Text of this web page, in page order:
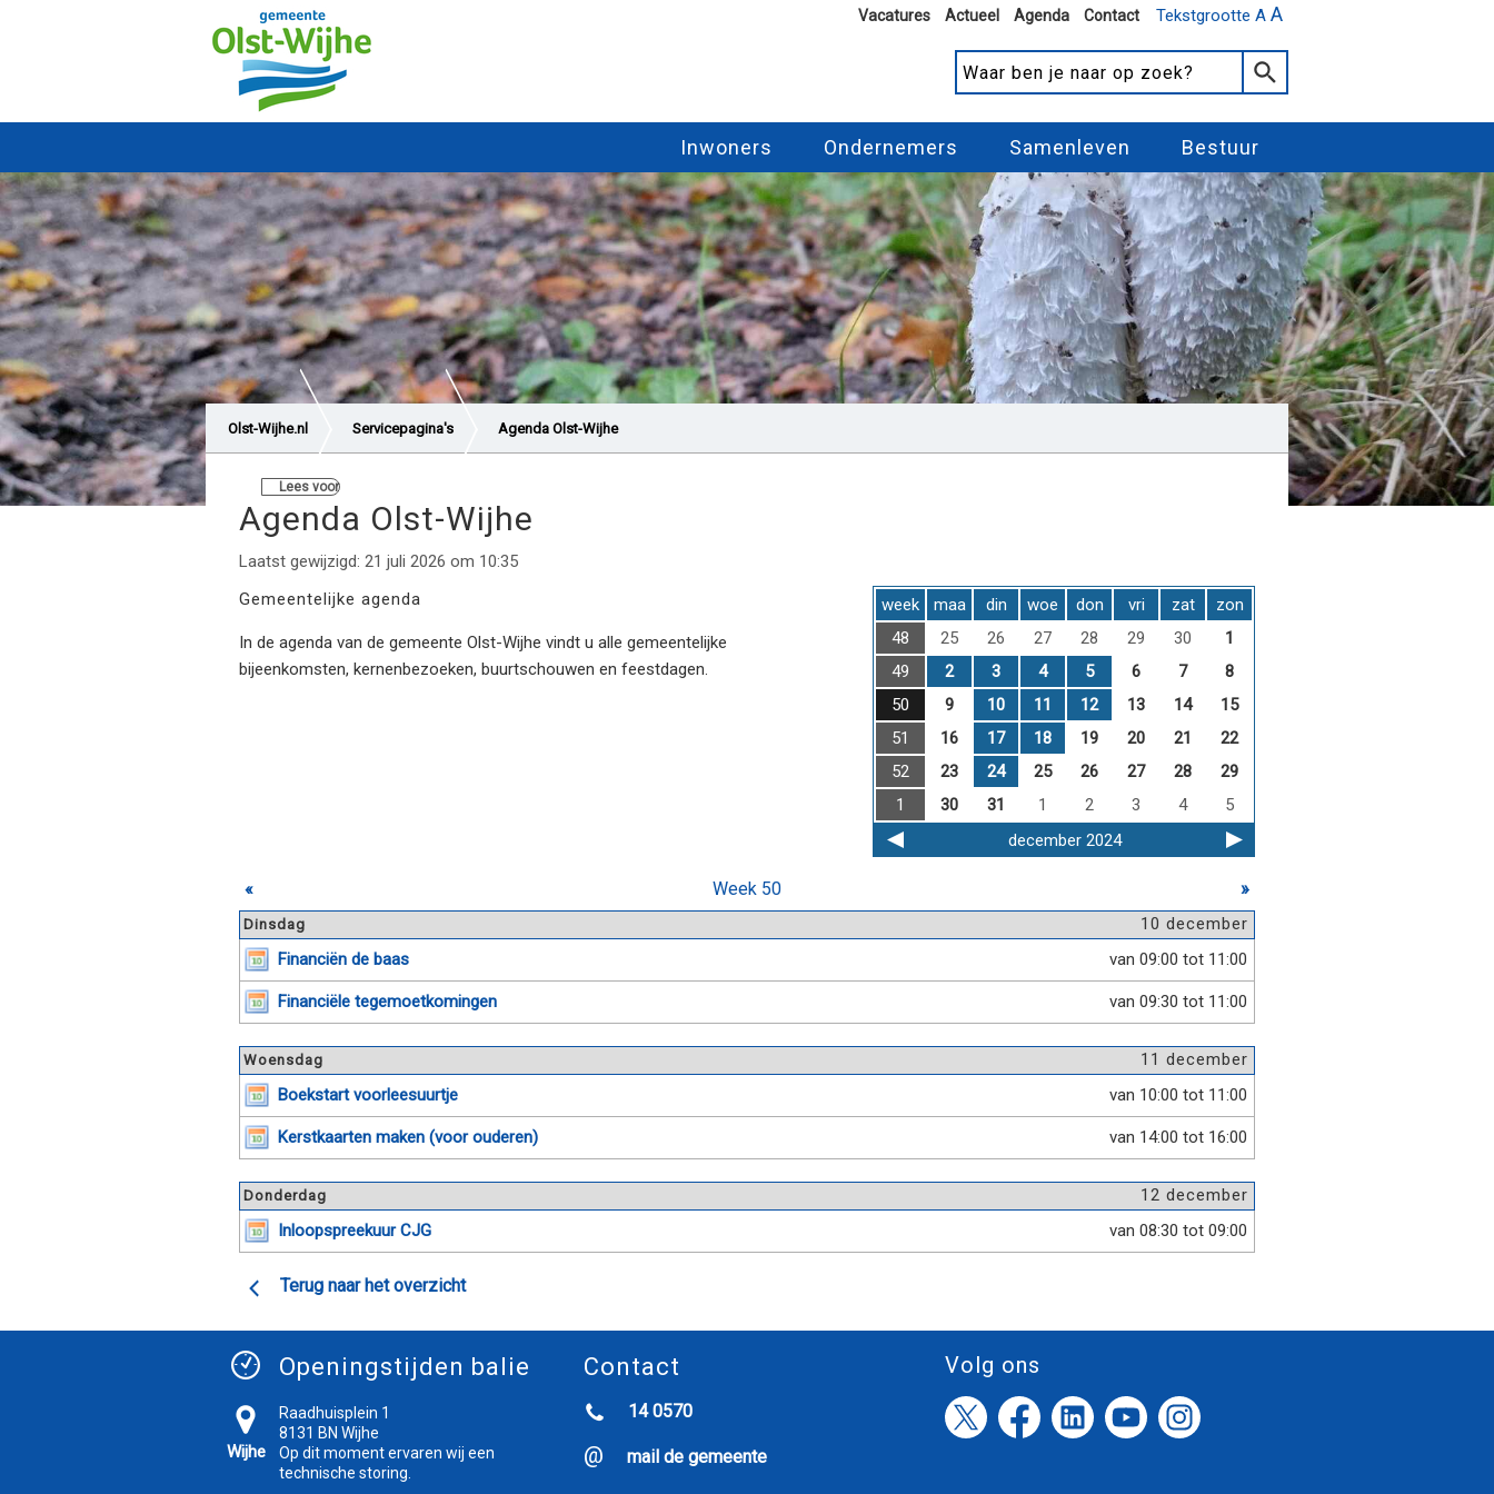
Tekstgrootte A A
Vacatures Actueel Agenda Contact
Inwoners Ondernemers Samenleven Bestuur
Olst-Wijhe.nl Servicepagina's Agenda Olst-Wijhe
Lees voor
Agenda Olst-Wijhe
Laatst gewijzigd: 21 juli 2026 om 10:35
Gemeentelijke agenda
In de agenda van de gemeente Olst-Wijhe vindt u alle gemeentelijke
bijeenkomsten, kernenbezoeken, buurtschouwen en feestdagen.
week maa din woe don vri zat
zon
48
25 26 27 28 29 30
1
49
2 3 4 5 6 7
8
50
9 10 11 12 13 14
15
51
16 17 18 19 20 21
22
52
23 24 25 26 27 28
29
1
30 31 1 2 3 4
5
december 2024
« Week 50 »
10 december
Dinsdag
van 09:00 tot 11:00
Financiën de baas
van 09:30 tot 11:00
Financiële tegemoetkomingen
11 december
Woensdag
van 10:00 tot 11:00
Boekstart voorleesuurtje
van 14:00 tot 16:00
Kerstkaarten maken (voor ouderen)
12 december
Donderdag
van 08:30 tot 09:00
Inloopspreekuur CJG
Terug naar het overzicht
Openingstijden balie
Wijhe
Raadhuisplein 1
8131 BN Wijhe
Op dit moment ervaren wij een
technische storing.
Contact
14 0570
mail de gemeente
Volg ons